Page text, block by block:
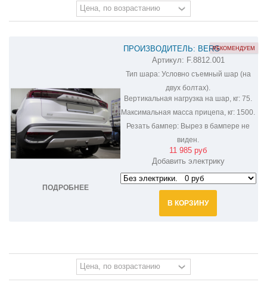
ПОДРОБНЕЕ
ПРОИЗВОДИТЕЛЬ: BERG
ФАРКОП НА FAW BESTUNE T99
F.8812.001
Артикул: F.8812.001
Тип шара:Условно съемный шар (на
двух болтах).
Вертикальная нагрузка на шар, кг: 75.
Максимальная масса прицепа, кг: 1500.
Резать бампер: Вырез в бампере не
виден.
РЕКОМЕНДУЕМ
11 985 руб
Добавить электрику
В КОРЗИНУ